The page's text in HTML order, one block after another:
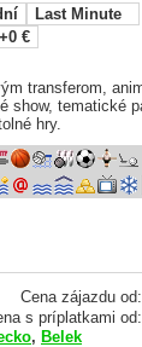
Last Minute
+0 €
transferom,
show, tematické
hry.
Cena zájazdu od:
s príplatkami od:
, Belek